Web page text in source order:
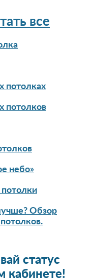
все
потолках
потолков
небо»
Обзор
статус
кабинете!